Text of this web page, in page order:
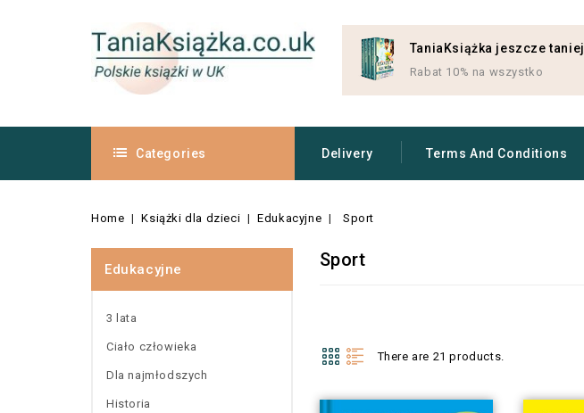
TaniaKsiążka jeszcze taniej
Rabat 10% na wszystko
Categories Delivery Terms And Conditions
Home Książki dla dzieci Edukacyjne Sport
Edukacyjne
3 lata
Ciało człowieka
Dla najmłodszych
Historia
Sport
There are 21 products.